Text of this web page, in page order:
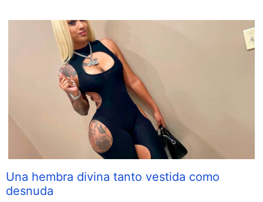
Una hembra divina tanto vestida como
desnuda